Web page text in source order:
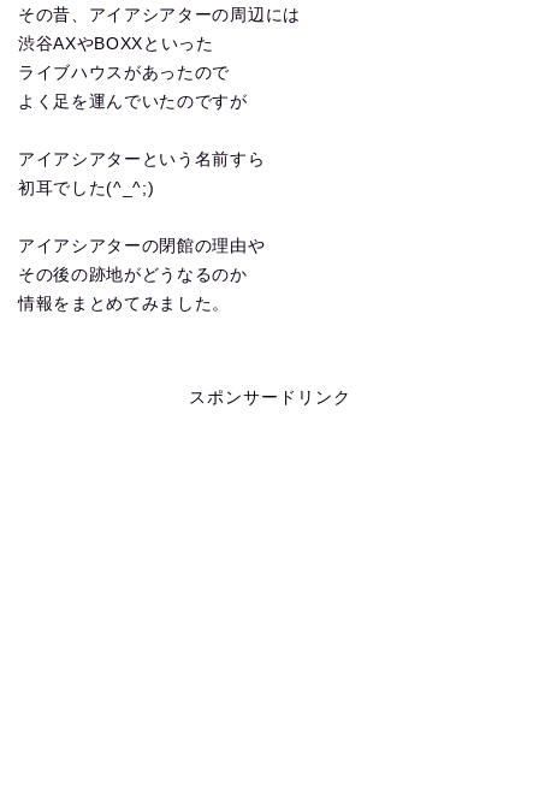
その昔、アイアシアターの周辺には
渋谷AXやBOXXといった
ライブハウスがあったので
よく足を運んでいたのですが
アイアシアターという名前すら
初耳でした(^_^;)
アイアシアターの閉館の理由や
その後の跡地がどうなるのか
情報をまとめてみました。
スポンサードリンク